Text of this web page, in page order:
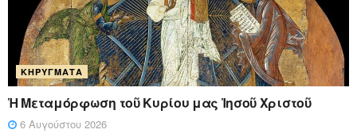
ΚΗΡΎΓΜΑΤΑ
Ἡ Μεταμόρφωση τοῦ Κυρίου μας Ἰησοῦ Χριστοῦ
6 Αυγούστου 2026